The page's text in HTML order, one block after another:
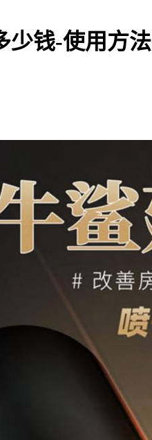
少钱-使用方法